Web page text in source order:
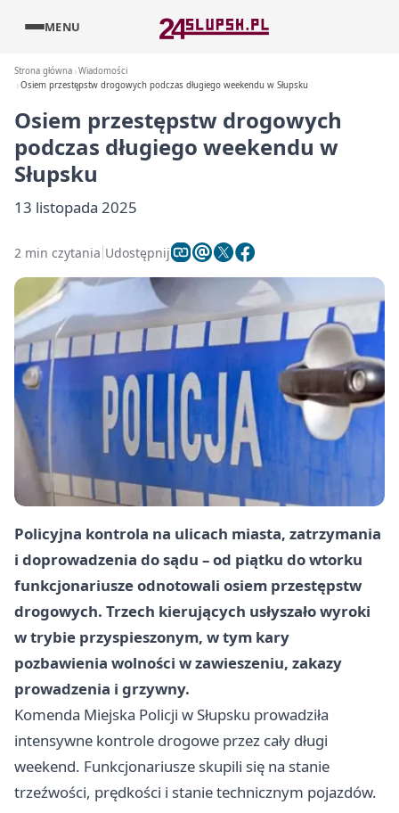
MENU
Strona główna Wiadomości
Osiem przestępstw drogowych podczas długiego weekendu w Słupsku
Osiem przestępstw drogowych
podczas długiego weekendu w
Słupsku
13 listopada 2025
2 min czytania Udostępnij
Policyjna kontrola na ulicach miasta, zatrzymania
i doprowadzenia do sądu – od piątku do wtorku
funkcjonariusze odnotowali osiem przestępstw
drogowych. Trzech kierujących usłyszało wyroki
w trybie przyspieszonym, w tym kary
pozbawienia wolności w zawieszeniu, zakazy
prowadzenia i grzywny.
Komenda Miejska Policji w Słupsku prowadziła
intensywne kontrole drogowe przez cały długi
weekend. Funkcjonariusze skupili się na stanie
trzeźwości, prędkości i stanie technicznym pojazdów.